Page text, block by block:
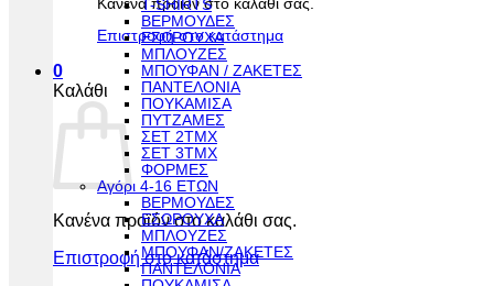
Κανένα προϊόν στο καλάθι σας.
Επιστροφή στο κατάστημα
0
Καλάθι
Κανένα προϊόν στο καλάθι σας.
Επιστροφή στο κατάστημα
T-SHIRTS
ΒΕΡΜΟΥΔΕΣ
ΕΣΩΡΟΥΧΑ
ΜΠΛΟΥΖΕΣ
ΜΠΟΥΦΑΝ / ΖΑΚΕΤΕΣ
ΠΑΝΤΕΛΟΝΙΑ
ΠΟΥΚΑΜΙΣΑ
ΠΥΤΖΑΜΕΣ
ΣΕΤ 2ΤΜΧ
ΣΕΤ 3ΤΜΧ
ΦΟΡΜΕΣ
Αγόρι 4-16 ΕΤΩΝ
ΒΕΡΜΟΥΔΕΣ
ΕΣΩΡΟΥΧΑ
ΜΠΛΟΥΖΕΣ
ΜΠΟΥΦΑΝ/ΖΑΚΕΤΕΣ
ΠΑΝΤΕΛΟΝΙΑ